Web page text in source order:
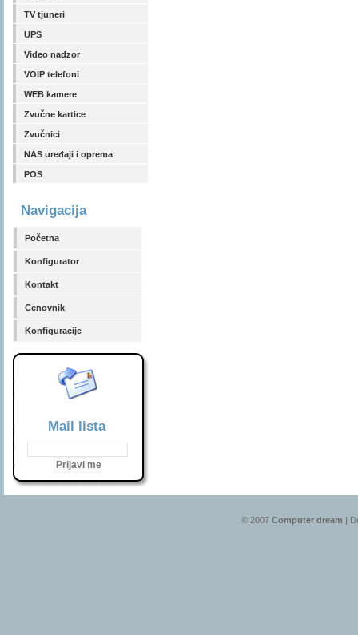
TV tjuneri
UPS
Video nadzor
VOIP telefoni
WEB kamere
Zvučne kartice
Zvučnici
NAS uređaji i oprema
POS
Navigacija
Početna
Konfigurator
Kontakt
Cenovnik
Konfiguracije
Mail lista
© 2007 Computer dream |